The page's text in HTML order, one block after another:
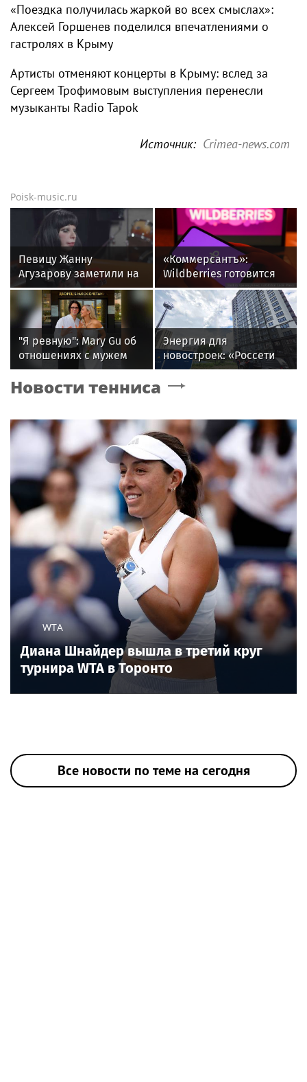
«Поездка получилась жаркой во всех смыслах»:
Алексей Горшенев поделился впечатлениями о
гастролях в Крыму
Артисты отменяют концерты в Крыму: вслед за
Сергеем Трофимовым выступления перенесли
музыканты Radio Tapok
Источник: Crimea-news.com
Poisk-music.ru
Певицу Жанну
Агузарову заметили на
отдыхе в загородном
отеле с 22-летним
другом
«Коммерсантъ»:
Wildberries готовится
запустить собственный
мессенджер
"Я ревную": Mary Gu об
отношениях с мужем
Энергия для
новостроек: «Россети
Новосибирск»
обеспечили почти 12
кварталов
Новости тенниса
WTA
Диана Шнайдер вышла в третий круг
турнира WTA в Торонто
Все новости по теме на сегодня